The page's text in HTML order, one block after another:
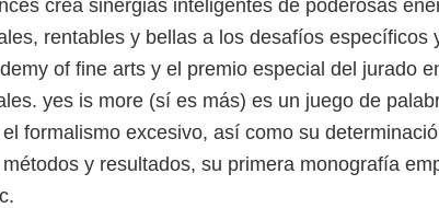
crea sinergias inteligentes de poderosas
rentables y bellas a los desafíos
of fine arts y el premio especial del jurado
yes is more (sí es más) es un juego de
formalismo excesivo, así como su
y resultados, su primera monografía